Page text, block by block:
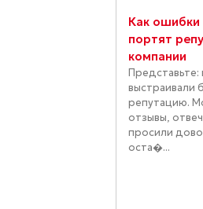
Как ошибки
портят
компании
Представьте:
выстраивали
репутацию.
отзывы,
просили
оста�...